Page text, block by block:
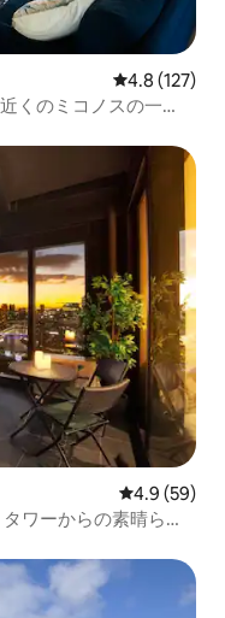
レビュー127
4.8 (127)
くのミコノスの一
レビュー59
4.9 (59)
ワーからの素晴らし